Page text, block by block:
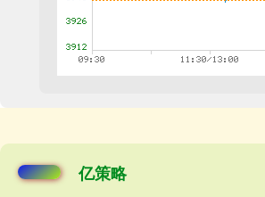
亿策略